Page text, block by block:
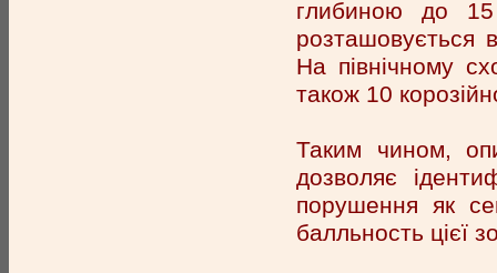
глибиною до
розташовується
На північному
також 10
Таким чином,
дозволяє
порушення як
балльность цієї